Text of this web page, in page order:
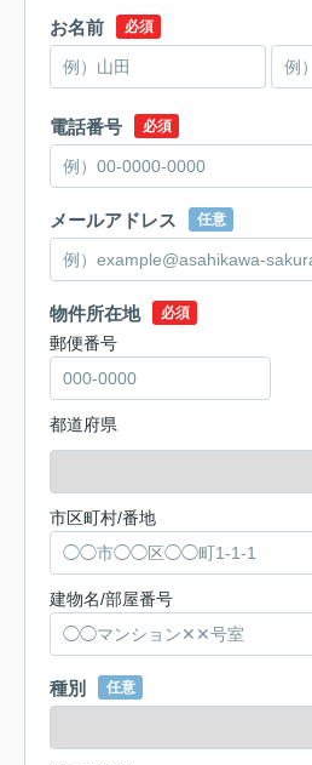
お名前 必須
電話番号 必須
メールアドレス 任意
物件所在地 必須
郵便番号
都道府県
市区町村/番地
建物名/部屋番号
種別 任意